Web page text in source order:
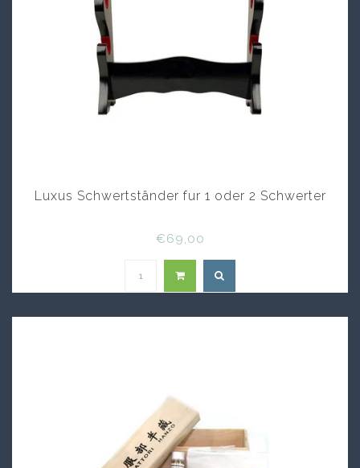
Luxus Schwertständer fur 1 oder 2 Schwerter
€69,00